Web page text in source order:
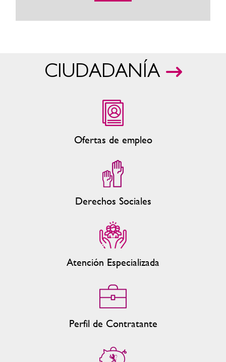
CIUDADANÍA
Ofertas de empleo
Derechos Sociales
Atención Especializada
Perfil de Contratante